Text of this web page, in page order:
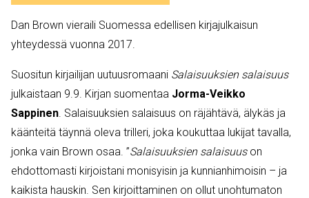
Dan Brown vieraili Suomessa edellisen kirjajulkaisun
yhteydessä vuonna 2017.
Suositun kirjailijan uutuusromaani Salaisuuksien salaisuus
julkaistaan 9.9. Kirjan suomentaa Jorma-Veikko
Sappinen. Salaisuuksien salaisuus on räjähtävä, älykäs ja
käänteitä täynnä oleva trilleri, joka koukuttaa lukijat tavalla,
jonka vain Brown osaa. ”Salaisuuksien salaisuuson
ehdottomasti kirjoistani monisyisin ja kunnianhimoisin – ja
kaikista hauskin. Sen kirjoittaminen on ollut unohtumaton